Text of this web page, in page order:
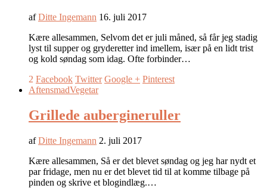
afDitte Ingemann 16. juli 2017
Kære allesammen, Selvom det er juli måned, så får jeg stadig
lyst til supper og gryderetter ind imellem, især på en lidt trist
og kold søndag som idag. Ofte forbinder…
2 Facebook Twitter Google + Pinterest
AftensmadVegetar
Grillede aubergineruller
afDitte Ingemann 2. juli 2017
Kære allesammen, Så er det blevet søndag og jeg har nydt et
par fridage, men nu er det blevet tid til at komme tilbage på
pinden og skrive et blogindlæg.…